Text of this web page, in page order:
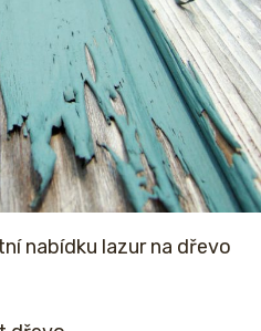
nabídku lazur na dřevo